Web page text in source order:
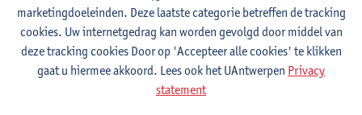
Afdeling
Departement Wijsbegeerte
marketingdoeleinden. Deze laatste categorie betreffen de tracking
cookies. Uw internetgedrag kan worden gevolgd door middel van
deze tracking cookies Door op 'Accepteer alle cookies' te klikken
gaat u hiermee akkoord. Lees ook het UAntwerpen Privacy
statement